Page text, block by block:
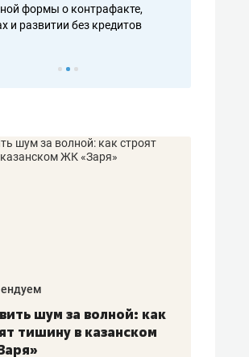
формы о контрафакте,
и развитии без кредитов
шум за волной: как
тишину в казанском